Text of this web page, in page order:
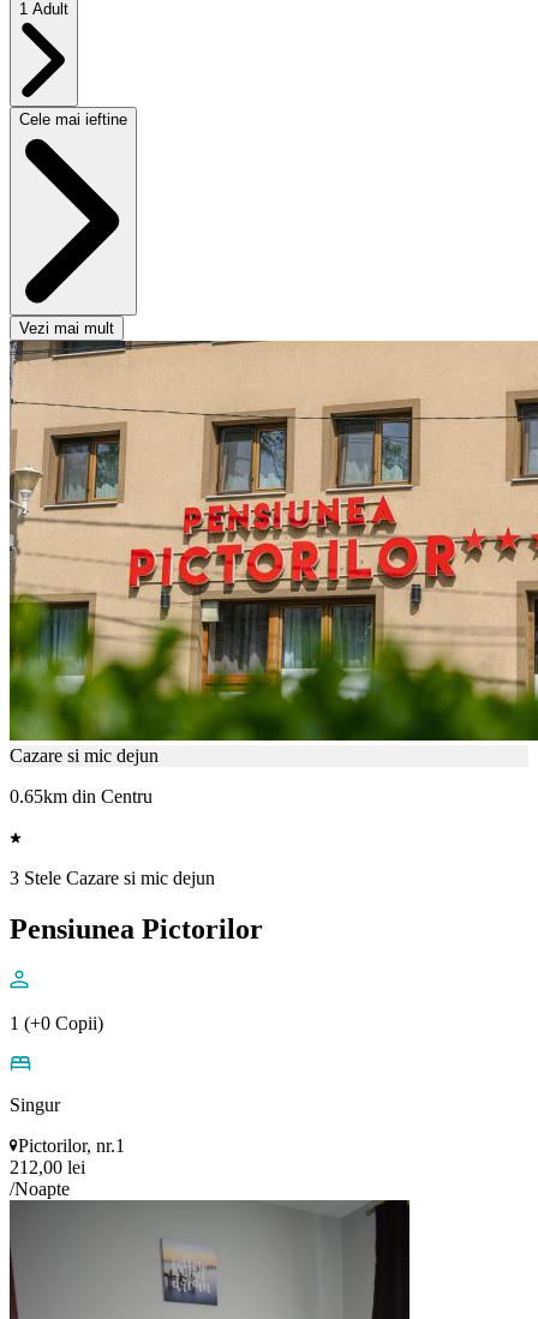
1 Adult
Cele mai ieftine
Vezi mai mult
Cazare si mic dejun
0.65km din Centru
3 Stele Cazare si mic dejun
Pensiunea Pictorilor
1 (+0 Copii)
Singur
Pictorilor, nr.1
212,00 lei
/Noapte